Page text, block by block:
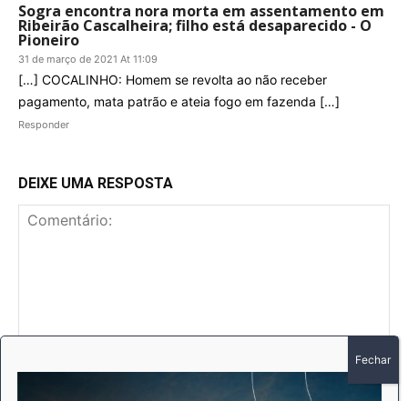
Sogra encontra nora morta em assentamento em
Ribeirão Cascalheira; filho está desaparecido - O
Pioneiro
31 de março de 2021 At 11:09
[…] COCALINHO: Homem se revolta ao não receber
pagamento, mata patrão e ateia fogo em fazenda […]
Responder
DEIXE UMA RESPOSTA